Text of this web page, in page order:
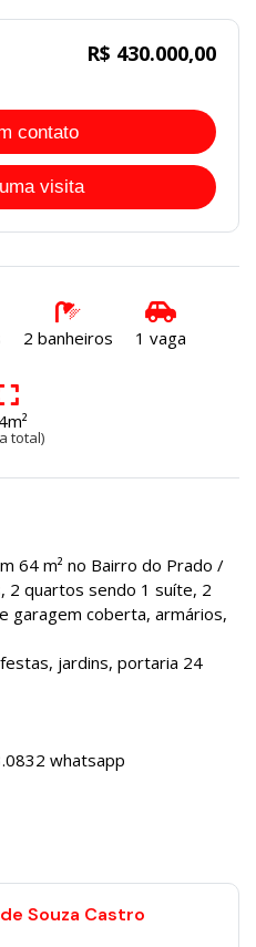
R$ 430.000,00
contato
visita
2 banheiros 1 vaga
total)
64 m² no Bairro do Prado /
2 quartos sendo 1 suíte, 2
garagem coberta, armários,
jardins, portaria 24
whatsapp
Souza Castro